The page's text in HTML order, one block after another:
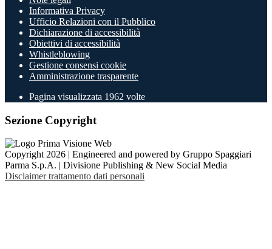
Informativa Privacy
Ufficio Relazioni con il Pubblico
Dichiarazione di accessibilità
Obiettivi di accessibilità
Whistleblowing
Gestione consensi cookie
Amministrazione trasparente
Pagina visualizzata 1962 volte
Sezione Copyright
Copyright 2026 | Engineered and powered by Gruppo Spaggiari
Parma S.p.A. | Divisione Publishing & New Social Media
Disclaimer trattamento dati personali